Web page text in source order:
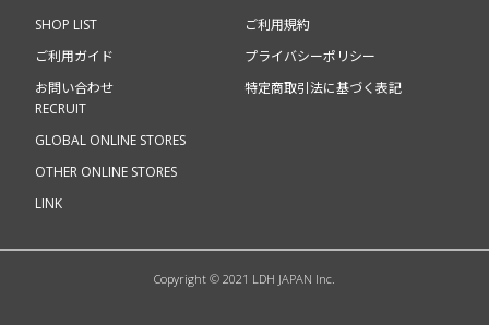
SHOP LIST
ご利用ガイド
お問い合わせ
ご利用規約
プライバシーポリシー
特定商取引法に基づく表記
RECRUIT
GLOBAL ONLINE STORES
OTHER ONLINE STORES
LINK
Copyright © 2021 LDH JAPAN Inc.